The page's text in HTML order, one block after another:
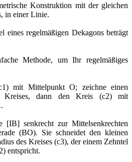
Konstruktion mit der gleichen
in einer Linie.
eines regelmäßigen Dekagons beträgt
Methode, um Ihr regelmäßiges
mit Mittelpunkt O; zeichne einen
Kreises, dann den Kreis (c2) mit
[IB] senkrecht zur Mittelsenkrechten
(BO). Sie schneidet den kleinen
des Kreises (c3), der einem Zehntel
entspricht.